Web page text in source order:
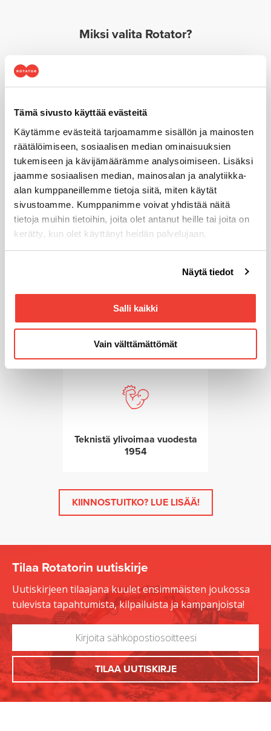
Tämä sivusto käyttää evästeitä
Käytämme evästeitä tarjoamamme sisällön ja mainosten
räätälöimiseen, sosiaalisen median ominaisuuksien
tukemiseen ja kävijämäärämme analysoimiseen. Lisäksi
jaamme sosiaalisen median, mainosalan ja analytiikka-
alan kumppaneillemme tietoja siitä, miten käytät
sivustoamme. Kumppanimme voivat yhdistää näitä
tietoja muihin tietoihin, joita olet antanut heille tai joita on
kerätty, kun olet käyttänyt heidän palvelujaan.
linkistä.
Näytä tiedot
Salli kaikki
Vain välttämättömät
Miksi valita Rotator?
Luotettavimmat konemerkit
palvelutakuulla
Huoltopalvelut takaavat
toimintavarmuuden
Teknistä ylivoimaa vuodesta
1954
KIINNOSTUITKO? LUE LISÄÄ!
Tilaa Rotatorin uutiskirje
Uutiskirjeen tilaajana kuulet ensimmäisten joukossa
tulevista tapahtumista, kilpailuista ja kampanjoista!